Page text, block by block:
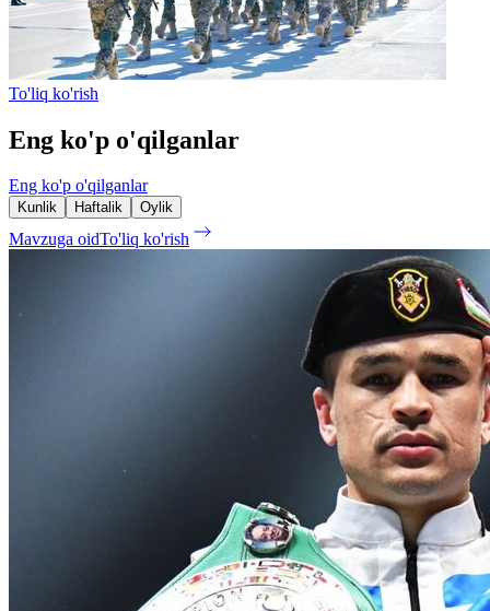
To'liq ko'rish
Eng ko'p o'qilganlar
Eng ko'p o'qilganlar
Kunlik Haftalik Oylik
Mavzuga oidTo'liq ko'rish